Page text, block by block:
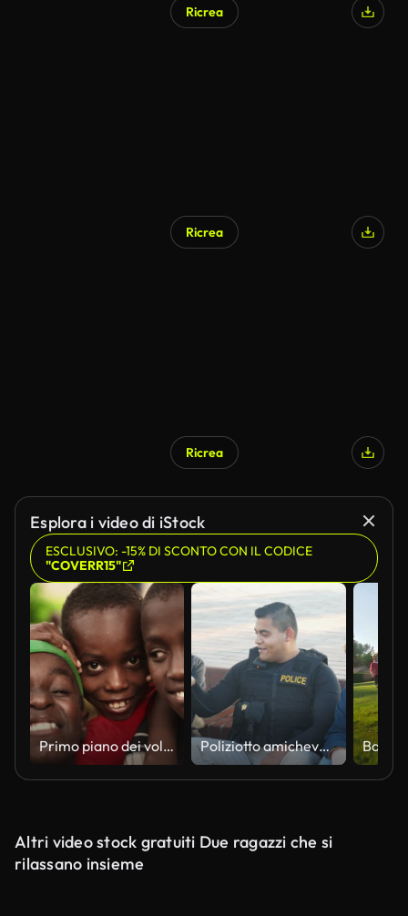
Ricrea
Ricrea
Ricrea
Esplora i video di iStock
ESCLUSIVO: -15% DI SCONTO CON IL CODICE
"COVERR15"
Primo piano dei volti di un gruppo di giovani ragazzi africani rurali che sorridono, ridono e posano per la macchina fotografica. Un gruppo di espressivi amici maschi neri che si godono la loro infanzia e scherzano insieme Poliziotto amichevole, due ragazzi adolescenti seduti, che parlano
Altri video stock gratuiti Due ragazzi che si
rilassano insieme